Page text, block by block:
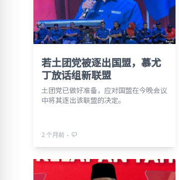
若土团党被逐出国盟，慕尤
丁放话组新联盟
土团党已做好准备，应对国盟在今晚会议
中将其逐出该联盟的决定。
2 个月前 ⋅